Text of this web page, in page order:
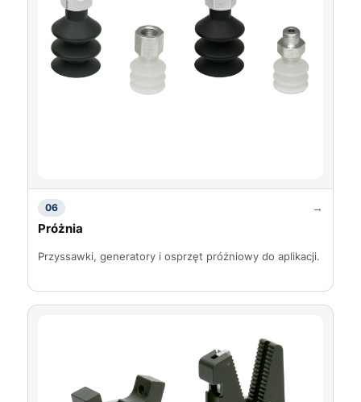
06 →
Próżnia
Przyssawki, generatory i osprzęt próżniowy do aplikacji.